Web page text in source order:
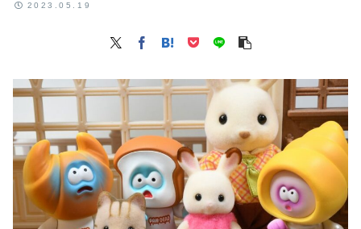
2023.05.19